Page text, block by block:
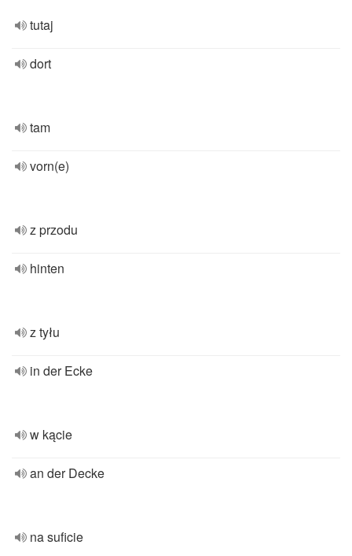
tutaj
dort
tam
vorn(e)
z przodu
hinten
z tyłu
in der Ecke
w kącie
an der Decke
na suficie